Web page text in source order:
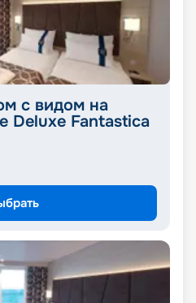
с видом на
Deluxe Fantastica